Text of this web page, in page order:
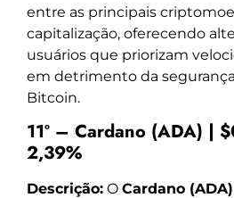
entre as principais
capitalização, oferecendo
usuários que priorizam
em detrimento da
Bitcoin.
11º – Cardano (ADA) |
2,39%
Descrição: O Cardano (ADA)